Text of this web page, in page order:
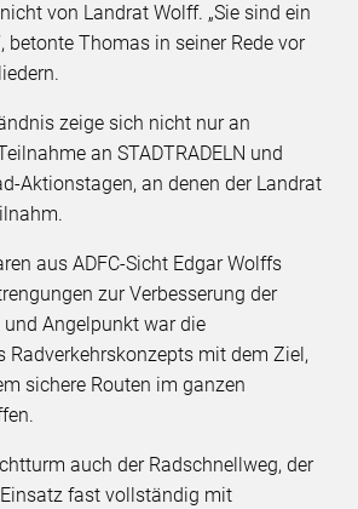
von Landrat Wolff. „Sie sind ein
betonte Thomas in seiner Rede vor
zeige sich nicht nur an
an STADTRADELN und
Aktionstagen, an denen der Landrat
aus ADFC-Sicht Edgar Wolffs
zur Verbesserung der
und Angelpunkt war die
Radverkehrskonzepts mit dem Ziel,
sichere Routen im ganzen
auch der Radschnellweg, der
fast vollständig mit